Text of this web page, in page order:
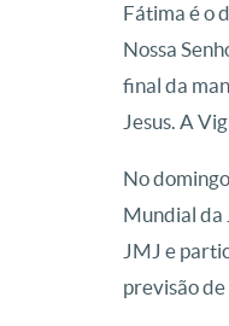
Fátima é o
Nossa
final da
Jesus. A
No
Mundial da
JMJ e
previsão